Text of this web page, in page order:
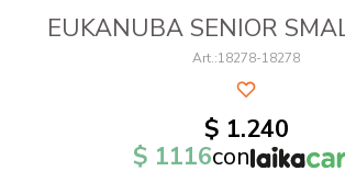
EUKANUBA SENIOR
18278-18278
$ 1.240
$ 1116con